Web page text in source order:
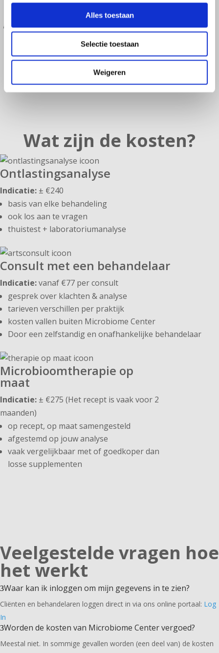
Alles toestaan
Selectie toestaan
Weigeren
Microbiome Center me eindelijk
inzicht én verbetering. Ik voel me
weer mezelf.”
cliënt met aanhoudende darm- en
vermoeidheidsklachten
Wat zijn de kosten?
Ontlastingsanalyse
Indicatie: ± €240
basis van elke behandeling
ook los aan te vragen
thuistest + laboratoriumanalyse
Consult met een behandelaar
Indicatie:vanaf €77 per consult
gesprek over klachten & analyse
tarieven verschillen per praktijk
kosten vallen buiten Microbiome Center
Door een zelfstandig en onafhankelijke behandelaar
Microbioomtherapie op
maat
Indicatie: ± €275 (Het recept is vaak voor 2
maanden)
op recept, op maat samengesteld
afgestemd op jouw analyse
vaak vergelijkbaar met of goedkoper dan
losse supplementen
Veelgestelde vragen hoe
het werkt
Waar kan ik inloggen om mijn gegevens in te zien?
Cliënten en behandelaren loggen direct in via ons online portaal: Log
In
Worden de kosten van Microbiome Center vergoed?
Meestal niet. In sommige gevallen worden (een deel van) de kosten